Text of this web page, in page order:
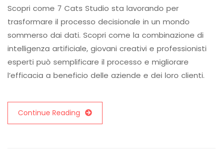
Scopri come 7 Cats Studio sta lavorando per
trasformare il processo decisionale in un mondo
sommerso dai dati. Scopri come la combinazione di
intelligenza artificiale, giovani creativi e professionisti
esperti può semplificare il processo e migliorare
l’efficacia a beneficio delle aziende e dei loro clienti.
Continue Reading